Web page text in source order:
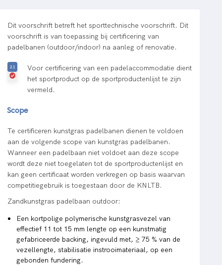
Dit voorschrift betreft het sporttechnische voorschrift. Dit
voorschrift is van toepassing bij certificering van
padelbanen (outdoor/indoor) na aanleg of renovatie.
Voor certificering van een padelaccommodatie dient
het sportproduct op de sportproductenlijst te zijn
vermeld.
Scope
Te certificeren kunstgras padelbanen dienen te voldoen
aan de volgende scope van kunstgras padelbanen.
Wanneer een padelbaan niet voldoet aan deze scope
wordt deze niet toegelaten tot de sportproductenlijst en
kan geen certificaat worden verkregen op basis waarvan
competitiegebruik is toegestaan door de KNLTB.
Zandkunstgras padelbaan outdoor:
Een kortpolige polymerische kunstgrasvezel van
effectief 11 tot 15 mm lengte op een kunstmatig
gefabriceerde backing, ingevuld met, ≥ 75 % van de
vezellengte, stabilisatie instrooimateriaal, op een
gebonden fundering.